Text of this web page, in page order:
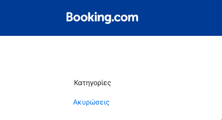
Κατηγορίες
Ακυρώσεις